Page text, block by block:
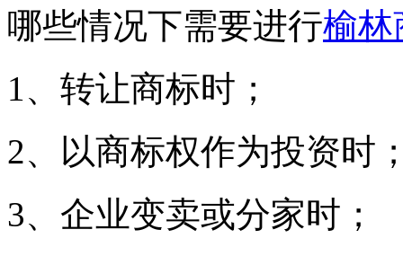
哪些情况下需要进行榆林
1、转让商标时；
2、以商标权作为投资时
3、企业变卖或分家时；